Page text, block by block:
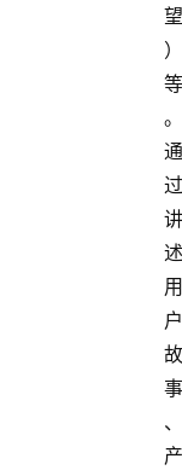
望
）
等
。
通
过
讲
述
用
户
故
事
、
产